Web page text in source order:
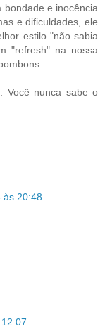
e inocência
e dificuldades, ele
estilo "não sabia
"refresh" na nossa
Você nunca sabe o
às 20:48